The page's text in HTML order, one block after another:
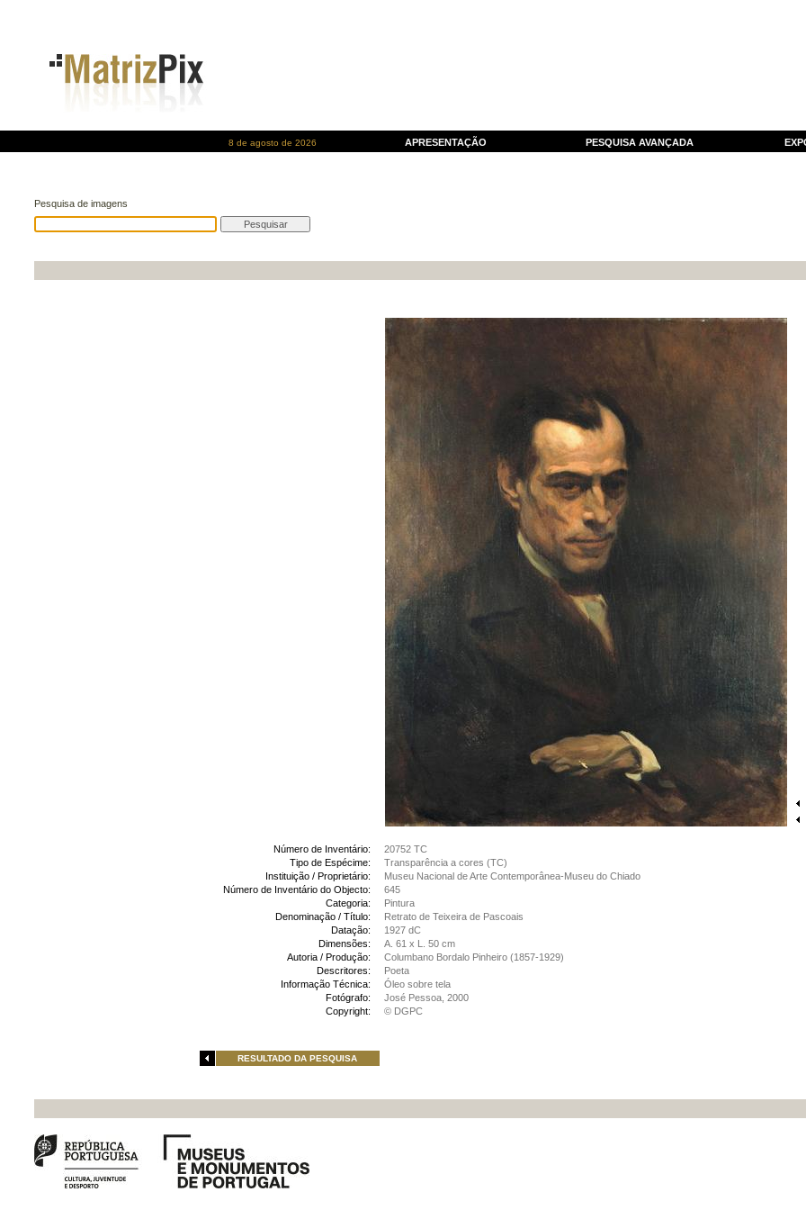
8 de agosto de 2026 APRESENTAÇÃO PESQUISA AVANÇADA
Pesquisa de imagens
Número de Inventário:
20752 TC
Tipo de Espécime:
Transparência a cores (TC)
Instituição / Proprietário:
Museu Nacional de Arte Contemporânea-Museu do Chiado
Número de Inventário do Objecto:
645
Categoria:
Pintura
Denominação / Título:
Retrato de Teixeira de Pascoais
Datação:
1927 dC
Dimensões:
A. 61 x L. 50 cm
Autoria / Produção:
Columbano Bordalo Pinheiro (1857-1929)
Descritores:
Poeta
Informação Técnica:
Óleo sobre tela
Fotógrafo:
José Pessoa, 2000
Copyright:
© DGPC
RESULTADO DA PESQUISA